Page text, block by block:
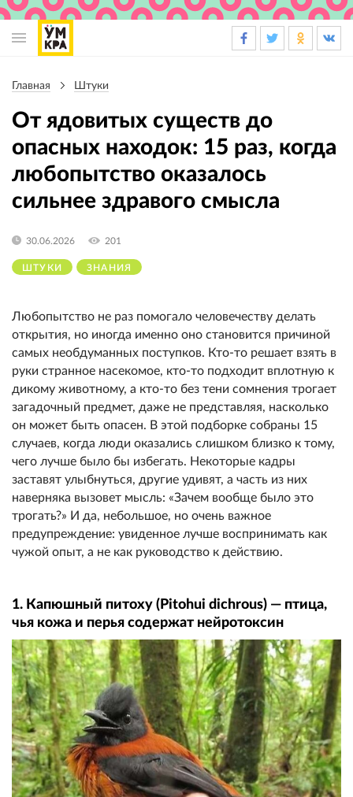
навигации
Главная Штуки
От ядовитых существ до
опасных находок: 15 раз, когда
любопытство оказалось
сильнее здравого смысла
ШТУКИ ЗНАНИЯ
30.06.2026 201
Любопытство не раз помогало человечеству делать
открытия, но иногда именно оно становится причиной
самых необдуманных поступков. Кто-то решает взять в
руки странное насекомое, кто-то подходит вплотную к
дикому животному, а кто-то без тени сомнения трогает
загадочный предмет, даже не представляя, насколько
он может быть опасен. В этой подборке собраны 15
случаев, когда люди оказались слишком близко к тому,
чего лучше было бы избегать. Некоторые кадры
заставят улыбнуться, другие удивят, а часть из них
наверняка вызовет мысль: «Зачем вообще было это
трогать?» И да, небольшое, но очень важное
предупреждение: увиденное лучше воспринимать как
чужой опыт, а не как руководство к действию.
1. Капюшный питоху (Pitohui dichrous) — птица,
чья кожа и перья содержат нейротоксин